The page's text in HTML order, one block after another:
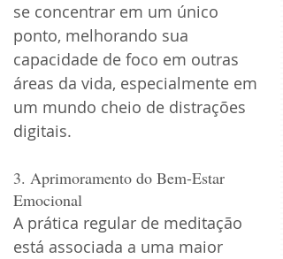
se concentrar em um único
ponto, melhorando sua
capacidade de foco em outras
áreas da vida, especialmente em
um mundo cheio de distrações
digitais.
3. Aprimoramento do Bem-Estar
Emocional
A prática regular de meditação
está associada a uma maior